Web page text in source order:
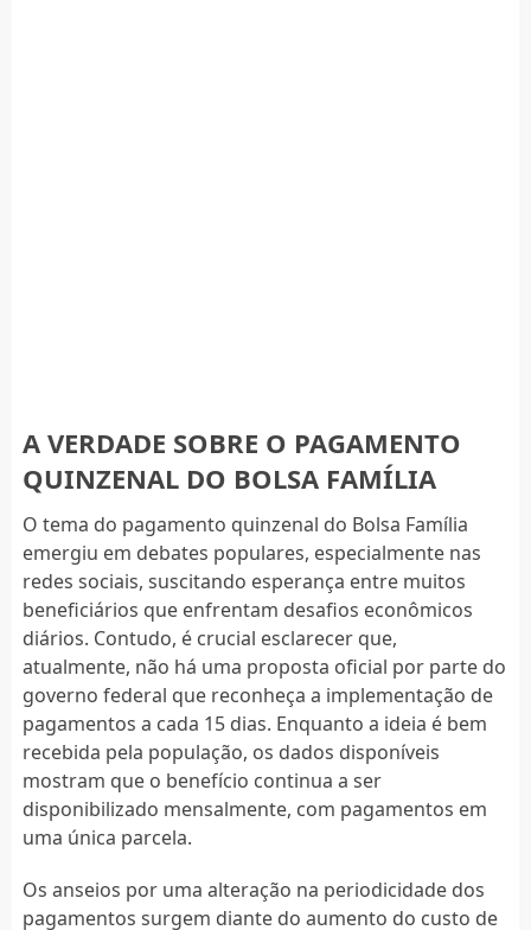
A VERDADE SOBRE O PAGAMENTO
QUINZENAL DO BOLSA FAMÍLIA
O tema do pagamento quinzenal do Bolsa Família
emergiu em debates populares, especialmente nas
redes sociais, suscitando esperança entre muitos
beneficiários que enfrentam desafios econômicos
diários. Contudo, é crucial esclarecer que,
atualmente, não há uma proposta oficial por parte do
governo federal que reconheça a implementação de
pagamentos a cada 15 dias. Enquanto a ideia é bem
recebida pela população, os dados disponíveis
mostram que o benefício continua a ser
disponibilizado mensalmente, com pagamentos em
uma única parcela.
Os anseios por uma alteração na periodicidade dos
pagamentos surgem diante do aumento do custo de